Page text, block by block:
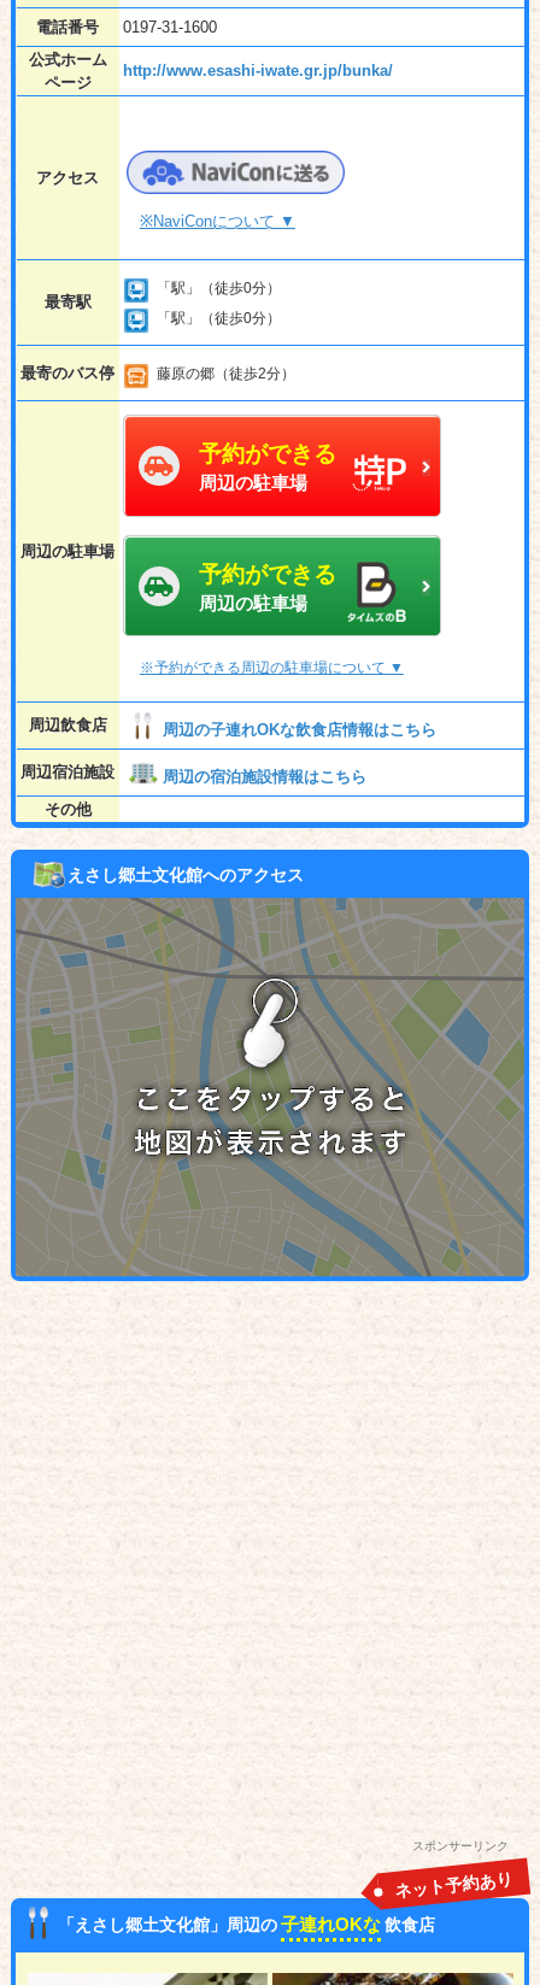
電話番号
0197-31-1600
公式ホーム
ページ
http://www.esashi-iwate.gr.jp/bunka/
アクセス
※NaviConについて ▼
最寄駅
「駅」（徒歩0分）
「駅」（徒歩0分）
最寄のバス停 藤原の郷（徒歩2分）
周辺の駐車場
予約ができる
周辺の駐車場
予約ができる
周辺の駐車場
※予約ができる周辺の駐車場について ▼
周辺飲食店 周辺の子連れOKな飲食店情報はこちら
周辺宿泊施設
周辺の宿泊施設情報はこちら
その他
えさし郷土文化館へのアクセス
スポンサーリンク
「えさし郷土文化館」周辺の子連れOKな 飲食店
ネット予約あり